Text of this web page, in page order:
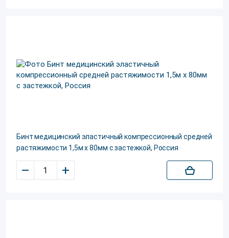
Бинт медицинский эластичный компрессионный средней
растяжимости 1,5м х 80мм с застежкой, Россия
– +